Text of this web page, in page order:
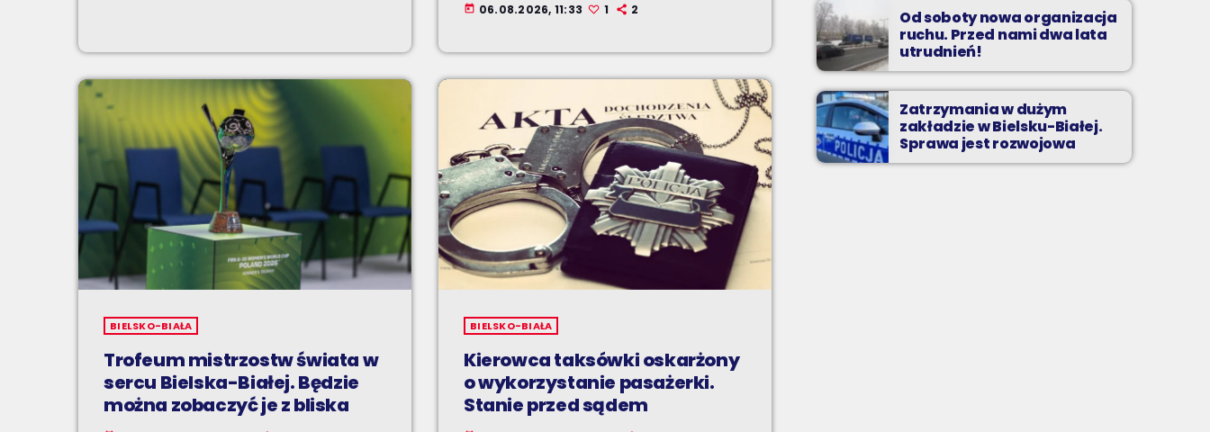
today 06.08.2026, 11:33 1 2
BIELSKO-BIAŁA
Trofeum mistrzostw świata w
sercu Bielska-Białej. Będzie
można zobaczyć je z bliska
BIELSKO-BIAŁA
Kierowca taksówki oskarżony
o wykorzystanie pasażerki.
Stanie przed sądem
Od soboty nowa organizacja
ruchu. Przed nami dwa lata
utrudnień!
Zatrzymania w dużym
zakładzie w Bielsku-Białej.
Sprawa jest rozwojowa